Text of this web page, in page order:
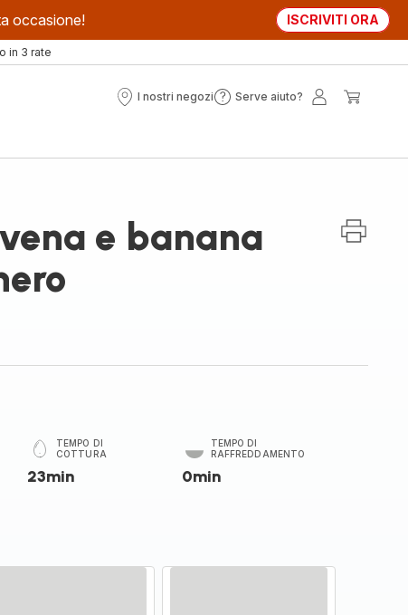
occasione! ISCRIVITI ORA
in 3 rate
I nostri negozi
I
Serve aiuto?
Serve
e banana
TEMPO DI
COTTURA
23min
TEMPO DI
RAFFREDDAMENTO
0min